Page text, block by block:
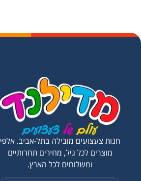
חנות צעצועים מובילה בתל-אביב. אלפי
מוצרים לכל גיל, מחירים תחרותיים
ומשלוחים לכל הארץ.